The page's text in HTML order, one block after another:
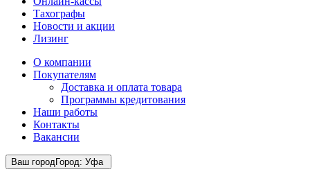
Тахографы
Новости и акции
Лизинг
О компании
Покупателям
Доставка и оплата товара
Программы кредитования
Наши работы
Контакты
Вакансии
Ваш городГород: Уфа